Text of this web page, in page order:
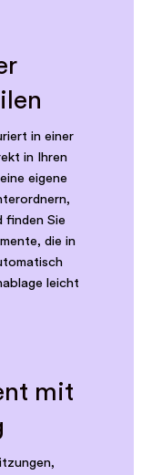
in einer
in Ihren
eigene
finden Sie
die in
leicht
mit